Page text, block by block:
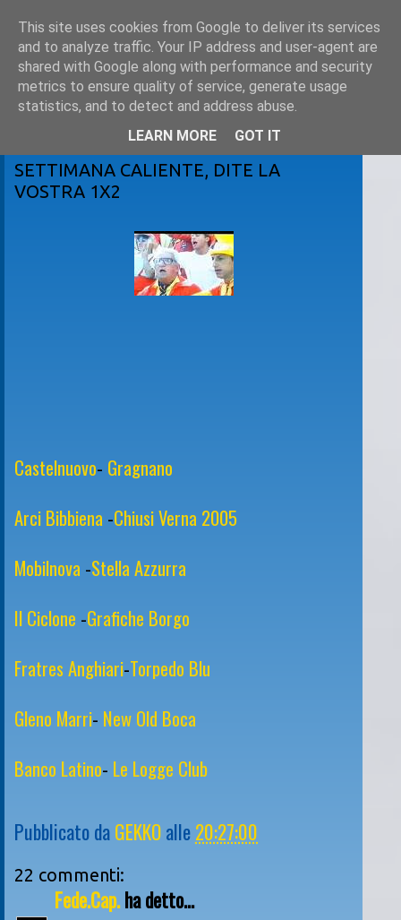
SETTIMANA CALIENTE, DITE LA
VOSTRA 1X2
Castelnuovo- Gragnano
Arci Bibbiena -Chiusi Verna 2005
Mobilnova -Stella Azzurra
Il Ciclone -Grafiche Borgo
Fratres Anghiari-Torpedo Blu
Gleno Marri- New Old Boca
Banco Latino- Le Logge Club
Pubblicato daGEKKOalle20:27:00
22 commenti:
Fede.Cap.ha detto...
This site uses cookies from Google to deliver its services
and to analyze traffic. Your IP address and user-agent are
shared with Google along with performance and security
metrics to ensure quality of service, generate usage
statistics, and to detect and address abuse.
LEARN MORE
GOT IT